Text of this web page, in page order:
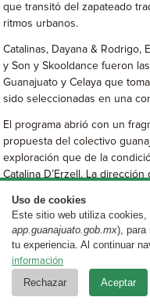
que transitó del zapateado
ritmos urbanos.
Catalinas, Dayana & Rodrigo,
y Son y Skooldance fueron
Guanajuato y Celaya que
sido seleccionadas en una
El programa abrió con un
propuesta del colectivo
exploración que de la
Catalina D’Erzell. La
La bailarina Dayana Márquez
conjuntaron luego sus
una pieza introspectiva y
explosión rítmica que llegó
de un espectáculo que rinde
tradicional toque a tierra,
Uso de cookies
Este sitio web utiliza
app.guanajuato.gob.mx), para
tu experiencia. Al continuar
información
Rechazar Aceptar